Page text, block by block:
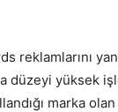
reklamlarını
düzeyi yüksek
marka